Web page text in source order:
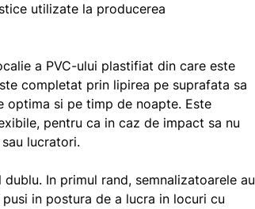
utilizate la producerea
a PVC-ului plastifiat din care este
completat prin lipirea pe suprafata sa
si pe timp de noapte. Este
pentru ca in caz de impact sa nu
lucratori.
In primul rand, semnalizatoarele au
in postura de a lucra in locuri cu